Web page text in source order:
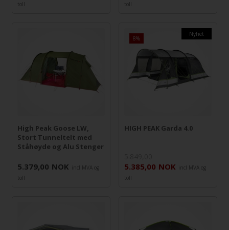
toll
toll
High Peak Goose LW,
Stort Tunneltelt med
Ståhøyde og Alu Stenger
5.379,00 NOK
incl MVA og
toll
Nyhet
8%
HIGH PEAK Garda 4.0
5.385,00 NOK
incl MVA og
toll